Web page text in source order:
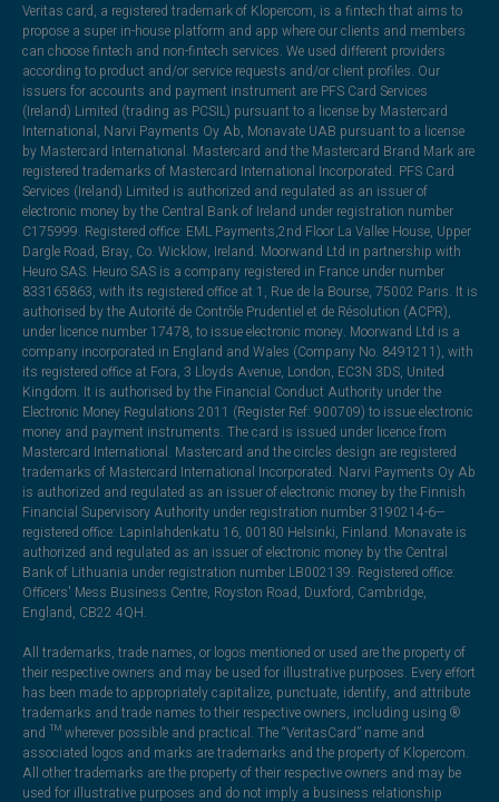
Veritas card, a registered trademark of Klopercom, is a fintech that aims to
propose a super in-house platform and app where our clients and members
can choose fintech and non-fintech services. We used different providers
according to product and/or service requests and/or client profiles. Our
issuers for accounts and payment instrument are PFS Card Services
(Ireland) Limited (trading as PCSIL) pursuant to a license by Mastercard
International, Narvi Payments Oy Ab, Monavate UAB pursuant to a license
by Mastercard International. Mastercard and the Mastercard Brand Mark are
registered trademarks of Mastercard International Incorporated. PFS Card
Services (Ireland) Limited is authorized and regulated as an issuer of
electronic money by the Central Bank of Ireland under registration number
C175999. Registered office: EML Payments,2nd Floor La Vallee House, Upper
Dargle Road, Bray, Co. Wicklow, Ireland. Moorwand Ltd in partnership with
Heuro SAS. Heuro SAS is a company registered in France under number
833165863, with its registered office at 1, Rue de la Bourse, 75002 Paris. It is
authorised by the Autorité de Contrôle Prudentiel et de Résolution (ACPR),
under licence number 17478, to issue electronic money. Moorwand Ltd is a
company incorporated in England and Wales (Company No. 8491211), with
its registered office at Fora, 3 Lloyds Avenue, London, EC3N 3DS, United
Kingdom. It is authorised by the Financial Conduct Authority under the
Electronic Money Regulations 2011 (Register Ref: 900709) to issue electronic
money and payment instruments. The card is issued under licence from
Mastercard International. Mastercard and the circles design are registered
trademarks of Mastercard International Incorporated. Narvi Payments Oy Ab
is authorized and regulated as an issuer of electronic money by the Finnish
Financial Supervisory Authority under registration number 3190214-6—
registered office: Lapinlahdenkatu 16, 00180 Helsinki, Finland. Monavate is
authorized and regulated as an issuer of electronic money by the Central
Bank of Lithuania under registration number LB002139. Registered office:
Officers' Mess Business Centre, Royston Road, Duxford, Cambridge,
England, CB22 4QH.
All trademarks, trade names, or logos mentioned or used are the property of
their respective owners and may be used for illustrative purposes. Every effort
has been made to appropriately capitalize, punctuate, identify, and attribute
trademarks and trade names to their respective owners, including using ®
and ™ wherever possible and practical. The “VeritasCard” name and
associated logos and marks are trademarks and the property of Klopercom.
All other trademarks are the property of their respective owners and may be
used for illustrative purposes and do not imply a business relationship